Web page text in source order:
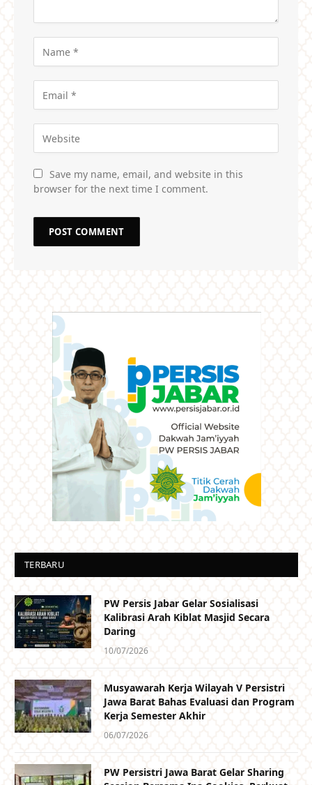
Save my name, email, and website in this
browser for the next time I comment.
TERBARU
PW Persis Jabar Gelar Sosialisasi
Kalibrasi Arah Kiblat Masjid Secara
Daring
10/07/2026
Musyawarah Kerja Wilayah V Persistri
Jawa Barat Bahas Evaluasi dan Program
Kerja Semester Akhir
06/07/2026
PW Persistri Jawa Barat Gelar Sharing